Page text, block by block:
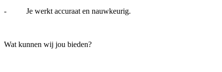
- Je werkt accuraat en nauwkeurig.
Wat kunnen wij jou bieden?